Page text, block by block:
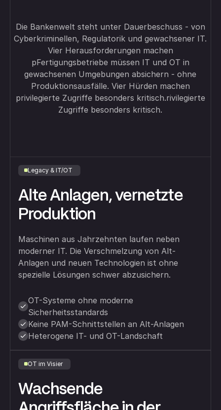
Die Bankenwelt steht unter Dauerbeschuss - von
Cyberkriminellen, Regulatorik und gewachsener IT.
Vier Herausforderungen machen
pFertigungsbetriebe müssen IT und OT in
gewachsenen Umgebungen absichern - ohne
Produktionsausfälle. Vier Hürden machen
privilegierte Zugriffe besonders kritisch.rivilegierte
Zugriffe besonders kritisch.
Legacy & IT/OT
Alte Anlagen, vernetzte
Produktion
Maschinen aus Jahrzehnten laufen neben
moderner IT. Die Verschmelzung von Alt-
Anlagen und neuen Technologien ist ohne
spezielle Lösungen schwer abzusichern.
OT-Systeme ohne moderne
Sicherheitsstandards
Keine PAM-Schnittstellen an Alt-Anlagen
Heterogene IT- und OT-Landschaft
OT im Visier
Wachsende